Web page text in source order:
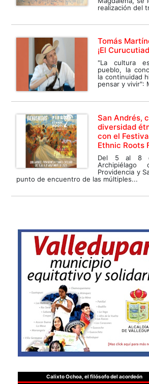
realización del
Tomás
¡El
"La cultura
pueblo, la
la continuidad
pensar y vivir":
San Andrés,
diversidad
con el
Ethnic Roots
Del 5 al 8
Providencia y
punto de encuentro de las múltiples...
Calixto Ochoa, el filósofo del acordeón